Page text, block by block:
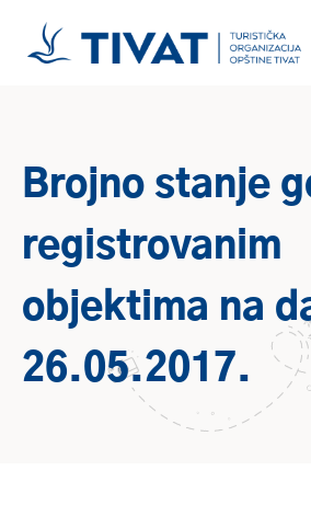
Brojno stanje
registrovanim
objektima na
26.05.2017.